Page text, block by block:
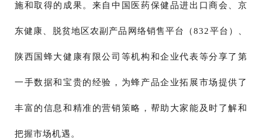
施和取得的成果。来自中国医药保健品进出口商会、京
东健康、脱贫地区农副产品网络销售平台（832平台）、
陕西国蜂大健康有限公司等机构和企业代表等分享了第
一手数据和宝贵的经验，为蜂产品企业拓展市场提供了
丰富的信息和精准的营销策略，帮助大家能及时了解和
把握市场机遇。